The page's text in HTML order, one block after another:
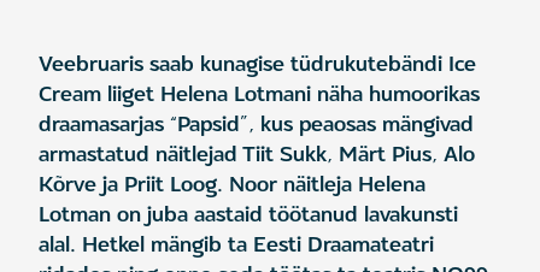
Veebruaris saab kunagise tüdrukutebändi Ice
Cream liiget Helena Lotmani näha humoorikas
draamasarjas “Papsid”, kus peaosas mängivad
armastatud näitlejad Tiit Sukk, Märt Pius, Alo
Kõrve ja Priit Loog. Noor näitleja Helena
Lotman on juba aastaid töötanud lavakunsti
alal. Hetkel mängib ta Eesti Draamateatri